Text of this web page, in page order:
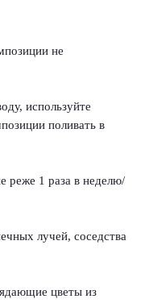
не
используйте
поливать в
реже 1 раза в неделю/
лучей, соседства
цветы из